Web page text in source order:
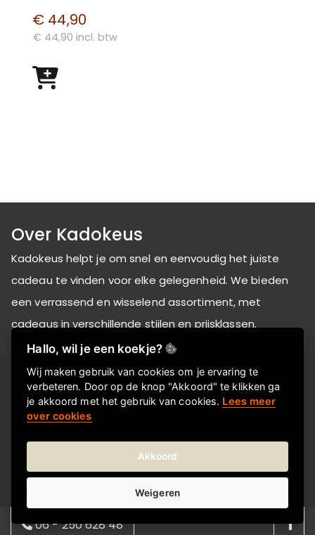
€ 44,90
€ 44,90 incl. btw
Over Kadokeus
Kadokeus helpt je om snel en eenvoudig het juiste
cadeau te vinden voor elke gelegenheid. We bieden
een verrassend en wisselend assortiment, met
cadeaus in verschillende stijlen en prijsklassen.
Bestellen gaat makkelijk online en je kunt het cadeau
direct laten bezorgen bij de ontvanger-thuis of op het
werk. Zo regel je zonder gedoe een attent en passend
cadeau.
Informatie
06 - 250 628 48
Hallo, wil je een koekje?
Wij maken gebruik van cookies om je ervaring te
verbeteren. Door op de knop "Akkoord" te klikken ga
je akkoord met het gebruik van cookies. Lees meer
over cookies
Akkoord
Weigeren